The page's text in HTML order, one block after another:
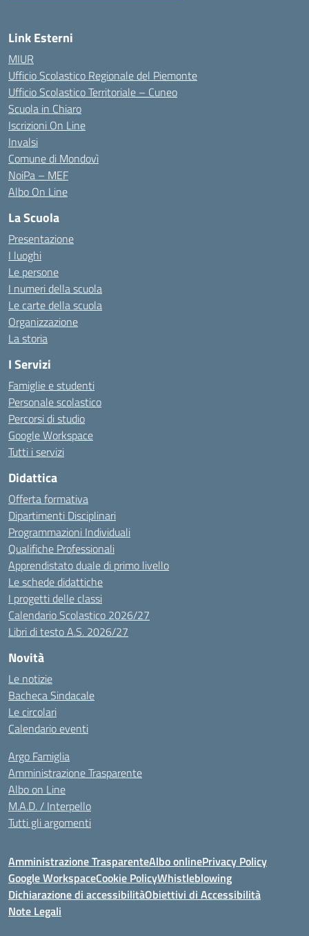
Link Esterni
MIUR
Ufficio Scolastico Regionale del Piemonte
Ufficio Scolastico Territoriale – Cuneo
Scuola in Chiaro
Iscrizioni On Line
Invalsi
Comune di Mondovì
NoiPa – MEF
Albo On Line
La Scuola
Presentazione
I luoghi
Le persone
I numeri della scuola
Le carte della scuola
Organizzazione
La storia
I Servizi
Famiglie e studenti
Personale scolastico
Percorsi di studio
Google Workspace
Tutti i servizi
Didattica
Offerta formativa
Dipartimenti Disciplinari
Programmazioni Individuali
Qualifiche Professionali
Apprendistato duale di primo livello
Le schede didattiche
I progetti delle classi
Calendario Scolastico 2026/27
Libri di testo A.S. 2026/27
Novità
Le notizie
Bacheca Sindacale
Le circolari
Calendario eventi
Argo Famiglia
Amministrazione Trasparente
Albo on Line
M.A.D. / Interpello
Tutti gli argomenti
Amministrazione TrasparenteAlbo onlinePrivacy Policy
Google WorkspaceCookie PolicyWhistleblowing
Dichiarazione di accessibilitàObiettivi di Accessibilità
Note Legali